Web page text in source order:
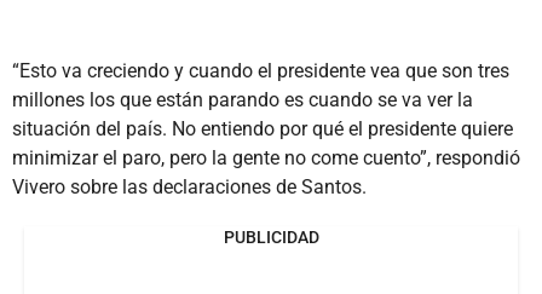
“Esto va creciendo y cuando el presidente vea que son tres
millones los que están parando es cuando se va ver la
situación del país. No entiendo por qué el presidente quiere
minimizar el paro, pero la gente no come cuento”, respondió
Vivero sobre las declaraciones de Santos.
PUBLICIDAD